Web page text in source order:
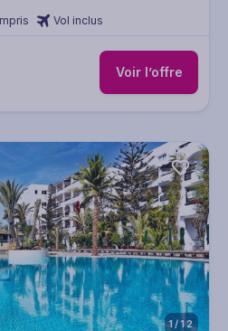
Vol inclus
Voir l’offre
1/12